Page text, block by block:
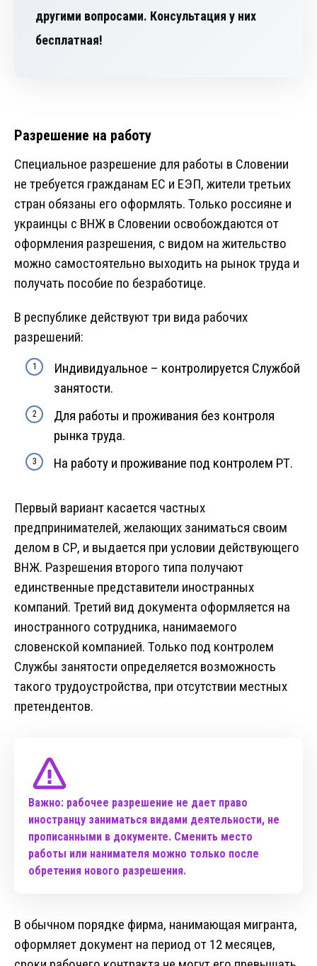
другими вопросами. Консультация у них
бесплатная!
Разрешение на работу
Специальное разрешение для работы в Словении
не требуется гражданам ЕС и ЕЭП, жители третьих
стран обязаны его оформлять. Только россияне и
украинцы с ВНЖ в Словении освобождаются от
оформления разрешения, с видом на жительство
можно самостоятельно выходить на рынок труда и
получать пособие по безработице.
В республике действуют три вида рабочих
разрешений:
Индивидуальное – контролируется Службой
занятости.
Для работы и проживания без контроля
рынка труда.
На работу и проживание под контролем РТ.
Первый вариант касается частных
предпринимателей, желающих заниматься своим
делом в СР, и выдается при условии действующего
ВНЖ. Разрешения второго типа получают
единственные представители иностранных
компаний. Третий вид документа оформляется на
иностранного сотрудника, нанимаемого
словенской компанией. Только под контролем
Службы занятости определяется возможность
такого трудоустройства, при отсутствии местных
претендентов.
Важно: рабочее разрешение не дает право
иностранцу заниматься видами деятельности, не
прописанными в документе. Сменить место
работы или нанимателя можно только после
обретения нового разрешения.
В обычном порядке фирма, нанимающая мигранта,
оформляет документ на период от 12 месяцев,